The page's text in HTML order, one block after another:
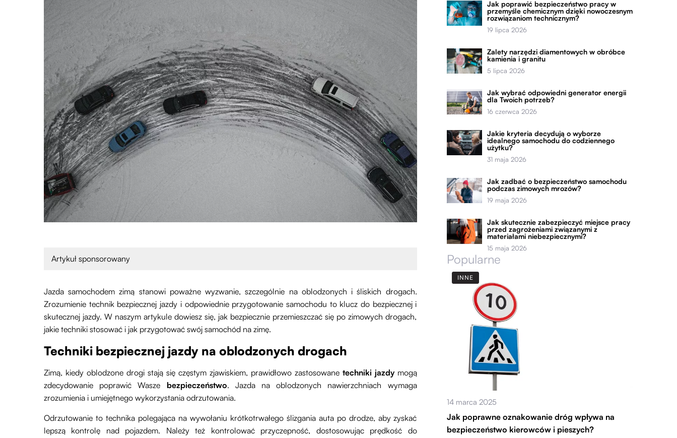
Artykuł sponsorowany
Jazda samochodem zimą stanowi poważne wyzwanie, szczególnie na oblodzonych i śliskich drogach.
Zrozumienie technik bezpiecznej jazdy i odpowiednie przygotowanie samochodu to klucz do bezpiecznej i
skutecznej jazdy. W naszym artykule dowiesz się, jak bezpiecznie przemieszczać się po zimowych drogach,
jakie techniki stosować i jak przygotować swój samochód na zimę.
Techniki bezpiecznej jazdy na oblodzonych drogach
Zimą, kiedy oblodzone drogi stają się częstym zjawiskiem, prawidłowo zastosowane techniki jazdymogą
zdecydowanie poprawić Wasze bezpieczeństwo. Jazda na oblodzonych nawierzchniach wymaga
zrozumienia i umiejętnego wykorzystania odrzutowania.
Odrzutowanie to technika polegająca na wywołaniu krótkotrwałego ślizgania auta po drodze, aby zyskać
lepszą kontrolę nad pojazdem. Należy też kontrolować przyczepność, dostosowując prędkość do
Jak poprawić bezpieczeństwo pracy w
przemyśle chemicznym dzięki nowoczesnym
rozwiązaniom technicznym?
19 lipca 2026
Zalety narzędzi diamentowych w obróbce
kamienia i granitu
5 lipca 2026
Jak wybrać odpowiedni generator energii
dla Twoich potrzeb?
16 czerwca 2026
Jakie kryteria decydują o wyborze
idealnego samochodu do codziennego
użytku?
31 maja 2026
Jak zadbać o bezpieczeństwo samochodu
podczas zimowych mrozów?
19 maja 2026
Jak skutecznie zabezpieczyć miejsce pracy
przed zagrożeniami związanymi z
materiałami niebezpiecznymi?
15 maja 2026
Popularne
INNE
14 marca 2025
Jak poprawne oznakowanie dróg wpływa na
bezpieczeństwo kierowców i pieszych?